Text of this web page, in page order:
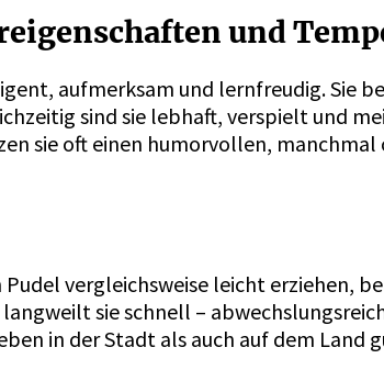
und
aufmerksam und lernfreudig. Sie
sind sie lebhaft, verspielt und
sie oft einen humorvollen,
vergleichsweise leicht erziehen,
sie schnell –
in der Stadt als auch auf dem Land